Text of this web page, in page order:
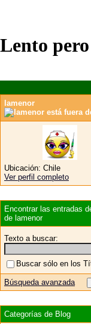
Lento
lamenor
Ubicación: Chile
Ver perfil completo
Encontrar las entradas
de lamenor
Texto a buscar:
Buscar sólo en los
Búsqueda avanzada
Categorías de Blog